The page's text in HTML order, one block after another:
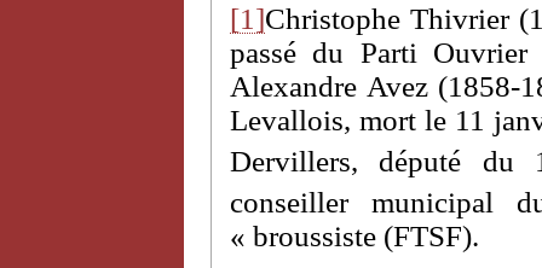
[1]Christophe Thivrier
passé du Parti
Alexandre Avez (1858-
Levallois, mort le 11
Dervillers, député du
conseiller municipal
« broussiste (FTSF).